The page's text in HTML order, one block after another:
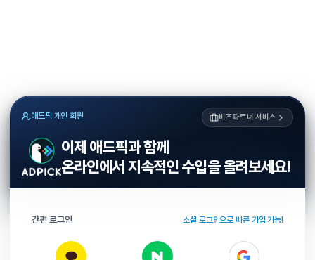
애드픽 개인 회원 비즈파트너 서비스
이제 애드픽과 함께
온라인에서 지속적인 수입을 올려보세요!
간편 로그인 소셜 로그인으로 빠른 가입 가능!